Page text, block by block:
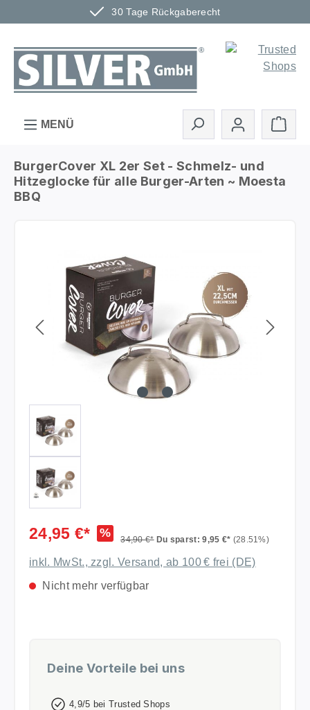
30 Tage Rückgaberecht
Zum Hauptinhalt springen
MENÜ
BurgerCover XL 2er Set - Schmelz- und
Hitzeglocke für alle Burger-Arten ~ Moesta
BBQ
Bildergalerie überspringen
24,95 €* % 34,90 €* Du sparst: 9,95 €* (28.51%)
inkl. MwSt., zzgl. Versand, ab 100 € frei (DE)
Nicht mehr verfügbar
Deine Vorteile bei uns
4,9/5 bei Trusted Shops